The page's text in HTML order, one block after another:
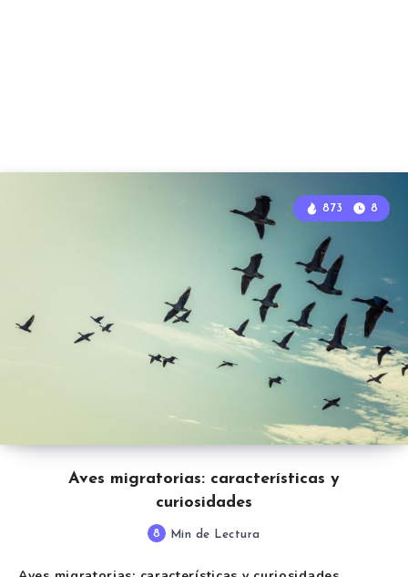
Aves migratorias: características y
curiosidades
873 8
8 Min de Lectura